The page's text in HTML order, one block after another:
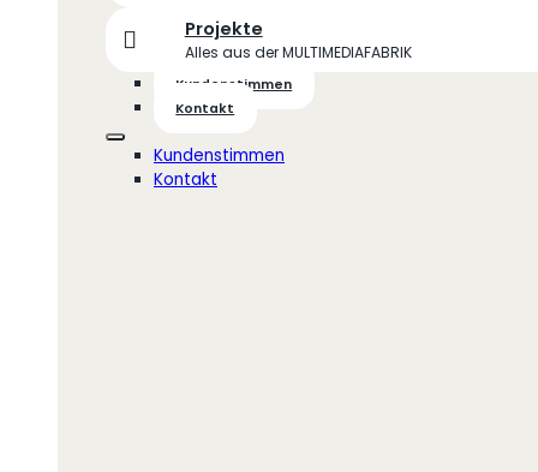
Projekte
Alles aus der MULTIMEDIAFABRIK
Kundenstimmen
Kontakt
Kundenstimmen
Kontakt